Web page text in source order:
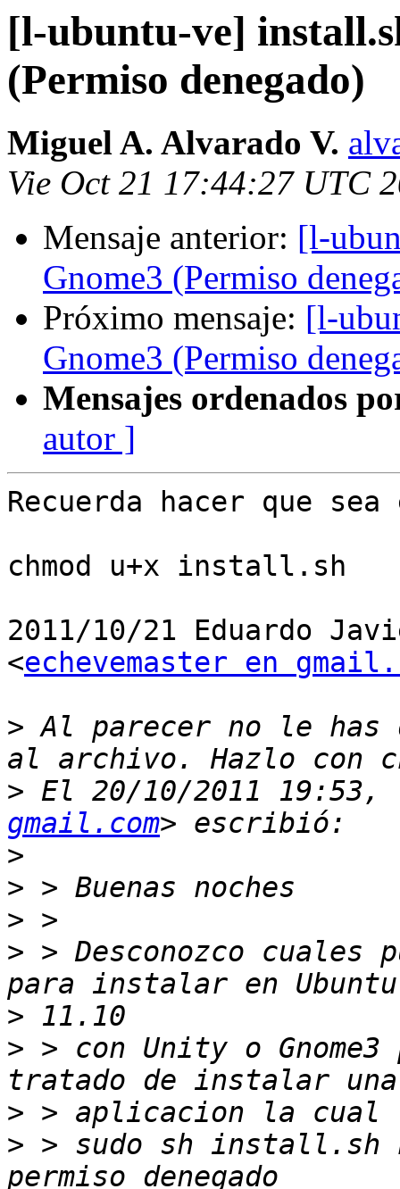
[l-ubuntu-ve]
(Permiso denegado)
Miguel A. Alvarado V.
Vie Oct 21 17:44:27 UTC
Mensaje anterior: [l-
Gnome3 (Permiso
Próximo mensaje: [l-
Gnome3 (Permiso
Mensajes ordenados
autor ]
Recuerda hacer que
chmod u+x install.sh
2011/10/21 Eduardo
<echevemaster en
> Al parecer no le has
> El 20/10/2011 19:53,
gmail.com
>
>
>
> > Desconozco cuales
>
> > con Unity o
>
> > sudo sh install.sh